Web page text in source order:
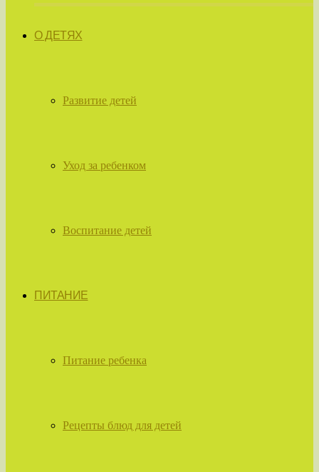
О ДЕТЯХ
Развитие детей
Уход за ребенком
Воспитание детей
ПИТАНИЕ
Питание ребенка
Рецепты блюд для детей